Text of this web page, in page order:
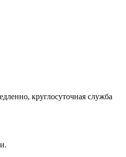
круглосуточная служба